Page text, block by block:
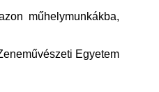
műhelymunkákba,
Egyetem